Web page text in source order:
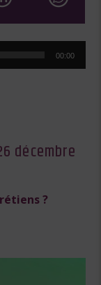
00:00
décembre
?